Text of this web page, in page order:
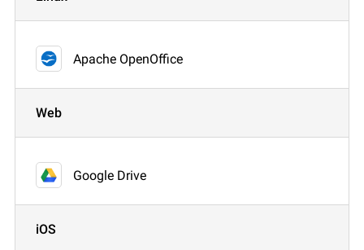
Apache OpenOffice
Web
Google Drive
iOS